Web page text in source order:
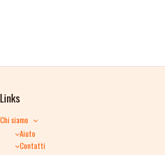
Links
Chi siamo
Aiuto
Contatti